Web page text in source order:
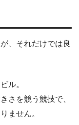
、それだけでは良
ル。
さを競う競技で、
ません。